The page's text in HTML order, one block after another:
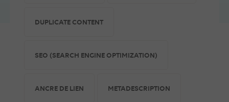
DUPLICATE CONTENT
SEO (SEARCH ENGINE OPTIMIZATION)
ANCRE DE LIEN METADESCRIPTION